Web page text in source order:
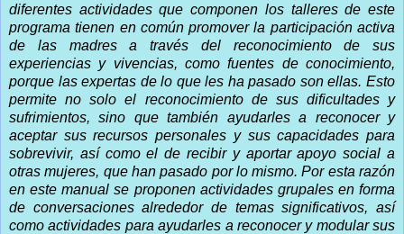
diferentes actividades que componen los talleres de este
programa tienen en común promover la participación activa
de las madres a través del reconocimiento de sus
experiencias y vivencias, como fuentes de conocimiento,
porque las expertas de lo que les ha pasado son ellas. Esto
permite no solo el reconocimiento de sus dificultades y
sufrimientos, sino que también ayudarles a reconocer y
aceptar sus recursos personales y sus capacidades para
sobrevivir, así como el de recibir y aportar apoyo social a
otras mujeres, que han pasado por lo mismo. Por esta razón
en este manual se proponen actividades grupales en forma
de conversaciones alrededor de temas significativos, así
como actividades para ayudarles a reconocer y modular sus